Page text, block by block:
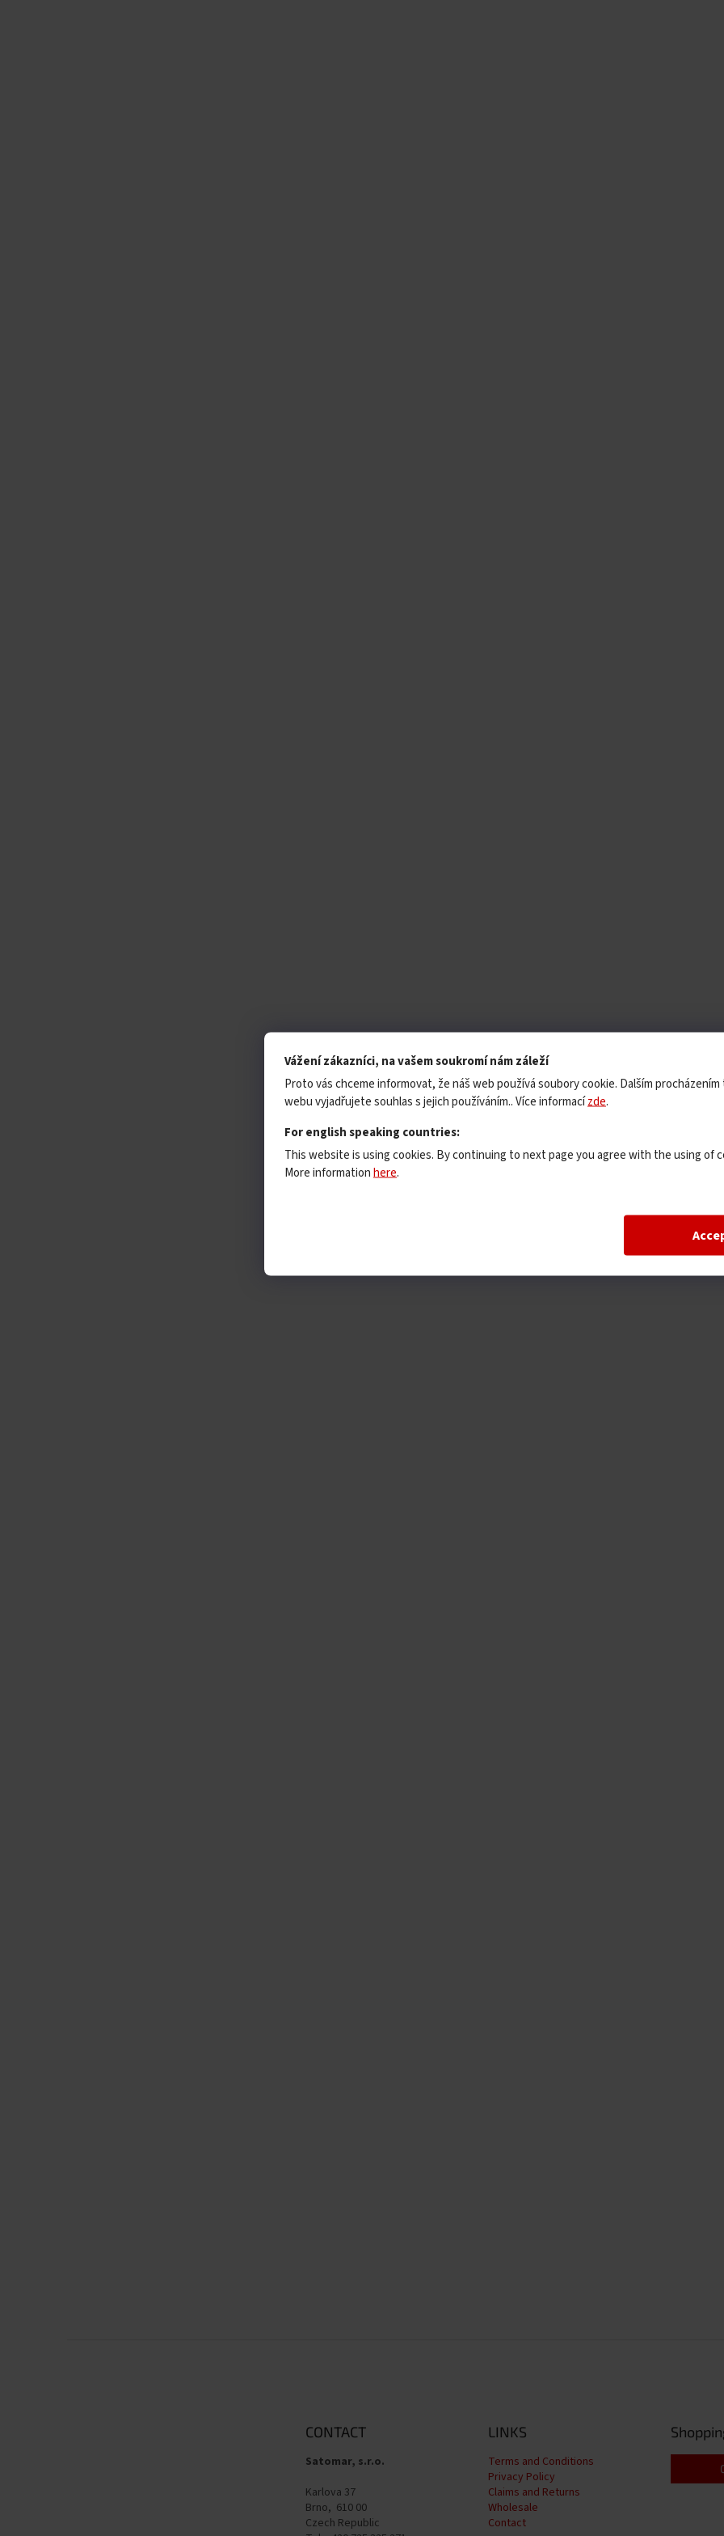
Vážení zákazníci, na vašem soukromí nám záleží
Proto vás chceme informovat, že náš web používá soubory cookie. Dalším
webu vyjadřujete souhlas s jejich používáním.. Více informacízde.
For english speaking countries:
This website is using cookies. By continuing to next page you agree with the using of
More informationhere.
CONTACT
Satomar, s.r.o.
Karlova 37
Brno, 610 00
Czech Republic
LINKS
Terms and Conditions
Privacy Policy
Claims and Returns
Wholesale
Contact